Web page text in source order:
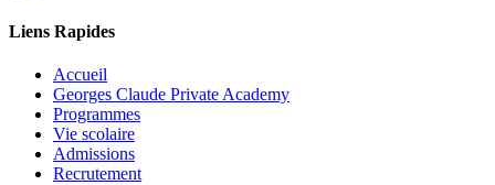
Liens Rapides
Accueil
Georges Claude Private Academy
Programmes
Vie scolaire
Admissions
Recrutement